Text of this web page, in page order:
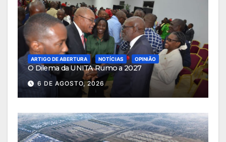
ARTIGO DE ABERTURA NOTÍCIAS OPINIÃO
O Dilema da UNITA Rumo a 2027
6 DE AGOSTO, 2026